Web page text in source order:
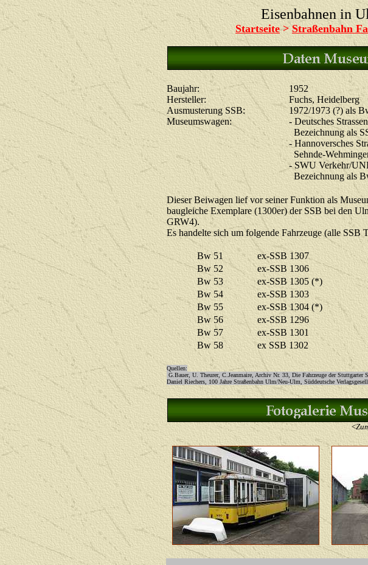
Eisenbahnen in
Startseite>Straßenbahn
Baujahr:
Hersteller:
Ausmusterung SSB:
Museumswagen:
1952
Fuchs, Heidelberg
1972/1973 (?) als
- Deutsches
Bezeichnung als
- Hannoversches
Sehnde-
- SWU Verkehr/
Bezeichnung als
Dieser Beiwagen lief vor seiner Funktion als
baugleiche Exemplare (1300er) der SSB bei den
GRW4).
Es handelte sich um folgende Fahrzeuge (alle SSB
Bw 51 ex-SSB 1307
Bw 52
ex-SSB 1306
Bw 53
ex-SSB 1305 (*)
Bw 54
ex-SSB 1303
Bw 55
ex-SSB 1304 (*)
Bw 56
ex-SSB 1296
Bw 57
ex-SSB 1301
Bw 58
ex SSB 1302
Quellen:
G.Bauer, U. Theurer, C.Jeanmaire, Archiv Nr. 33, Die Fahrzeuge der Stuttgarter
Daniel Riechers, 100 Jahre Straßenbahn Ulm/Neu-Ulm, Süddeutsche
<